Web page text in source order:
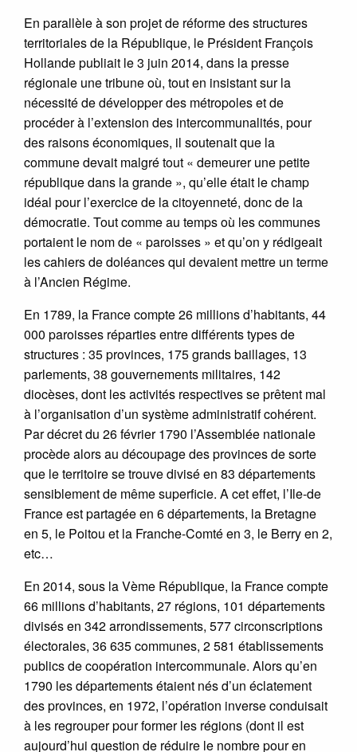
En parallèle à son projet de réforme des structures
territoriales de la République, le Président François
Hollande publiait le 3 juin 2014, dans la presse
régionale une tribune où, tout en insistant sur la
nécessité de développer des métropoles et de
procéder à l’extension des intercommunalités, pour
des raisons économiques, il soutenait que la
commune devait malgré tout « demeurer une petite
république dans la grande », qu’elle était le champ
idéal pour l’exercice de la citoyenneté, donc de la
démocratie. Tout comme au temps où les communes
portaient le nom de « paroisses » et qu’on y rédigeait
les cahiers de doléances qui devaient mettre un terme
à l’Ancien Régime.
En 1789, la France compte 26 millions d’habitants, 44
000 paroisses réparties entre différents types de
structures : 35 provinces, 175 grands baillages, 13
parlements, 38 gouvernements militaires, 142
diocèses, dont les activités respectives se prêtent mal
à l’organisation d’un système administratif cohérent.
Par décret du 26 février 1790 l’Assemblée nationale
procède alors au découpage des provinces de sorte
que le territoire se trouve divisé en 83 départements
sensiblement de même superficie. A cet effet, l’Ile-de
France est partagée en 6 départements, la Bretagne
en 5, le Poitou et la Franche-Comté en 3, le Berry en 2,
etc…
En 2014, sous la Vème République, la France compte
66 millions d’habitants, 27 régions, 101 départements
divisés en 342 arrondissements, 577 circonscriptions
électorales, 36 635 communes, 2 581 établissements
publics de coopération intercommunale. Alors qu’en
1790 les départements étaient nés d’un éclatement
des provinces, en 1972, l’opération inverse conduisait
à les regrouper pour former les régions (dont il est
aujourd’hui question de réduire le nombre pour en